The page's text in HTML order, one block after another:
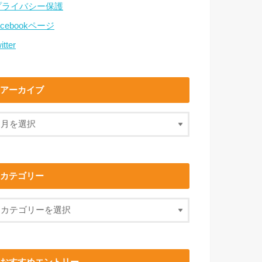
ライバシー保護
ページ
アーカイブ
カテゴリー